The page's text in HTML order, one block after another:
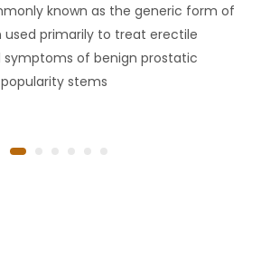
known as the generic form of
used primarily to treat erectile
symptoms of benign prostatic
stems